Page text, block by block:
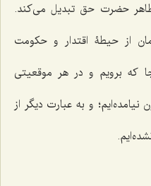
حضرت حق تبدیل می‌کند.
از حیطۀ اقتدار و حکومت
که برویم و در هر موقعیتی
و به عبارت دیگر از